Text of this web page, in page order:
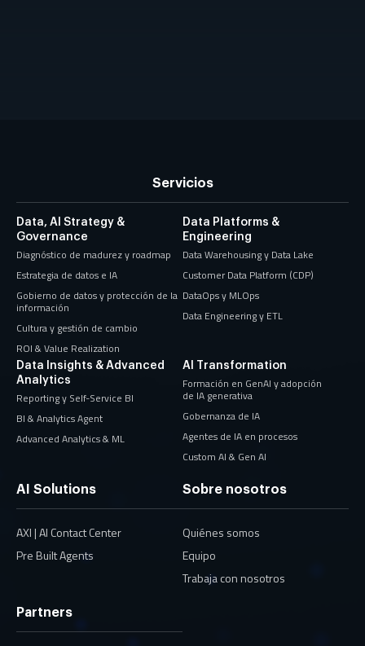
Servicios
Data, AI Strategy &
Governance
Diagnóstico de madurez y roadmap
Estrategia de datos e IA
Gobierno de datos y protección de la
información
Cultura y gestión de cambio
ROI & Value Realization
Data Platforms &
Engineering
Data Warehousing y Data Lake
Customer Data Platform (CDP)
DataOps y MLOps
Data Engineering y ETL
Data Insights & Advanced
Analytics
Reporting y Self-Service BI
BI & Analytics Agent
Advanced Analytics & ML
AI Transformation
Formación en GenAI y adopción
de IA generativa
Gobernanza de IA
Agentes de IA en procesos
Custom AI & Gen AI
AI Solutions
AXI | AI Contact Center
Pre Built Agents
Sobre nosotros
Quiénes somos
Equipo
Trabaja con nosotros
Partners